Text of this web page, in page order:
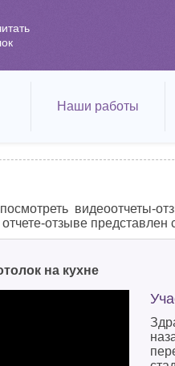
Наши работы
видеоотчеты-
отзыве представлен
на кухне